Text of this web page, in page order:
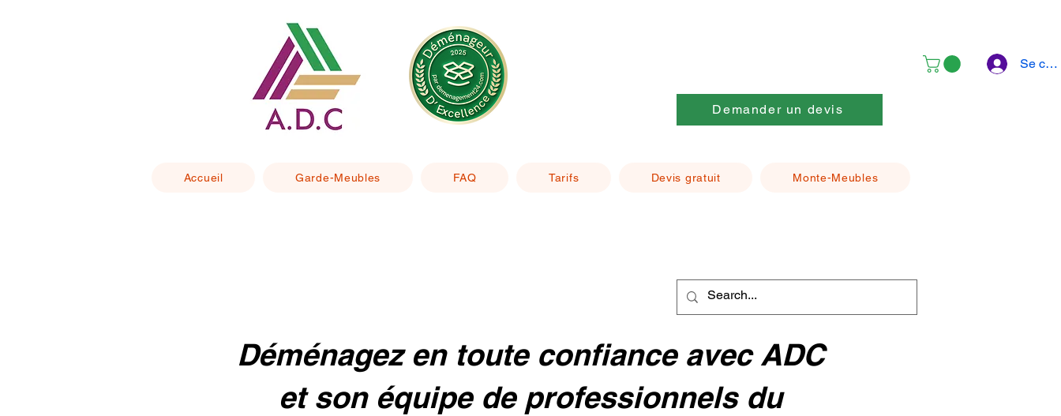
Se
Demander un devis
Accueil Garde-Meubles FAQ Tarifs Devis gratuit Monte-Meubles
Déménagez en toute confiance avec ADC
et son équipe de professionnels du